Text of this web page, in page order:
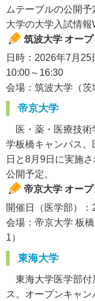
ムテーブルの公開
大学の大学入試情報
筑波大学 オー
日時：2026年7月25
10:00～16:30
会場：筑波大学（茨
帝京大学
医・薬・医療技術
学板橋キャンパス
日と8月9日に実施
公開予定。
帝京大学 オー
開催日（医学部）：
会場：帝京大学 板
1）
東海大学
東海大学医学部付
ス。オープンキャ